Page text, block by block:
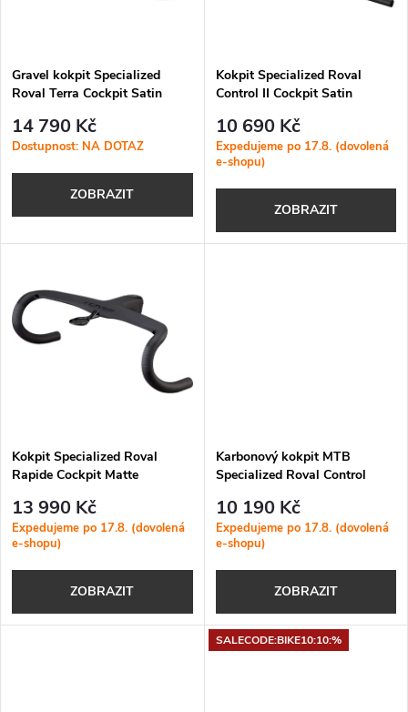
p
r
o
d
k
s
p
r
d
u
k
Gravel kokpit Specialized
Roval Terra Cockpit Satin
14 790 Kč
Dostupnost: NA DOTAZ
ZOBRAZIT
Kokpit Specialized Roval
Control II Cockpit Satin
10 690 Kč
Expedujeme po 17.8. (dovolená
e-shopu)
ZOBRAZIT
Kokpit Specialized Roval
Rapide Cockpit Matte
13 990 Kč
Expedujeme po 17.8. (dovolená
e-shopu)
ZOBRAZIT
Karbonový kokpit MTB
Specialized Roval Control
10 190 Kč
Expedujeme po 17.8. (dovolená
e-shopu)
ZOBRAZIT
SALECODE:BIKE10:10:%